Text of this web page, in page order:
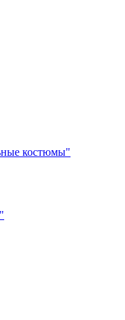
костюмы"